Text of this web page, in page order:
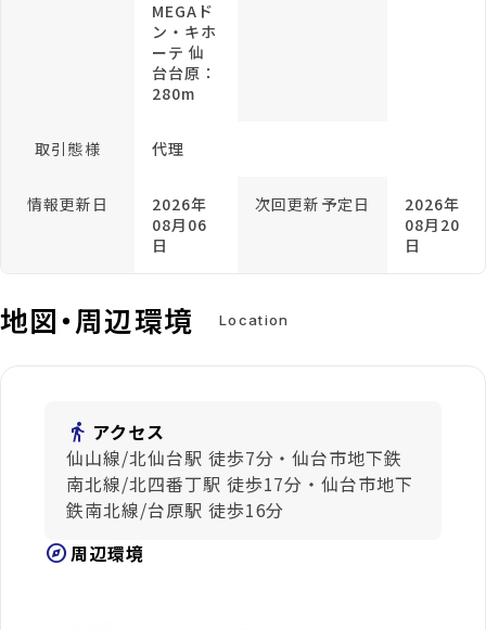
MEGAド
ン・キホ
ーテ 仙
台台原：
280m
取引態様 代理
情報更新日
2026年
08月06
日
次回更新予定日
2026年
08月20
日
地図・周辺環境 Location
directions_walk アクセス
仙山線/北仙台駅 徒歩7分・仙台市地下鉄
南北線/北四番丁駅 徒歩17分・仙台市地下
鉄南北線/台原駅 徒歩16分
explore周辺環境